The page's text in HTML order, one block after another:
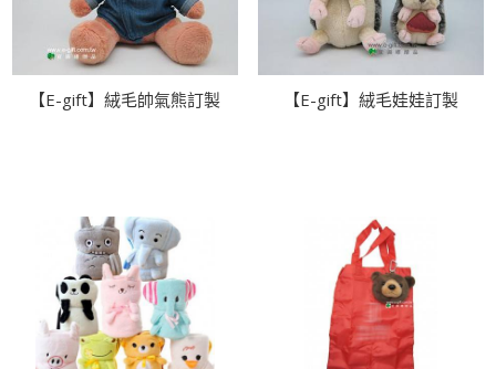
【E-gift】絨毛帥氣熊訂製 【E-gift】絨毛娃娃訂製